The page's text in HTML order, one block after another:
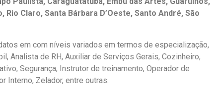
Claro, Santa Bárbara D’Oeste, Santo André, São
em com níveis variados em termos de especialização,
Analista de RH, Auxiliar de Serviços Gerais, Cozinheiro,
Segurança, Instrutor de treinamento, Operador de
Interno, Zelador, entre outras.